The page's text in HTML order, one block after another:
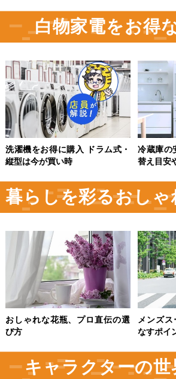
白物家電をお得
洗濯機をお得に購入 ドラム式・
縦型は今が買い時
冷蔵庫の
替え目安
暮らしを彩るおしゃ
おしゃれな花瓶、プロ直伝の選
び方
メンズス
なすポイ
キャラクターの世